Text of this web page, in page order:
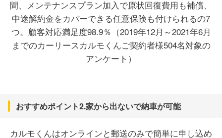
おすすめポイント2.家から出ないで納車が可能
カルモくんはオンラインと郵送のみで簡単に申し込め